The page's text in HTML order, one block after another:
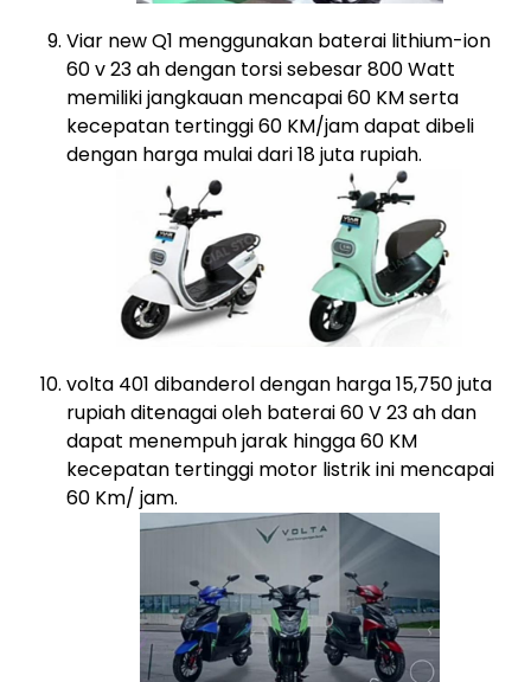
Viar new Q1 menggunakan baterai lithium-ion
60 v 23 ah dengan torsi sebesar 800 Watt
memiliki jangkauan mencapai 60 KM serta
kecepatan tertinggi 60 KM/jam dapat dibeli
dengan harga mulai dari 18 juta rupiah.
volta 401 dibanderol dengan harga 15,750 juta
rupiah ditenagai oleh baterai 60 V 23 ah dan
dapat menempuh jarak hingga 60 KM
kecepatan tertinggi motor listrik ini mencapai
60 Km/ jam.